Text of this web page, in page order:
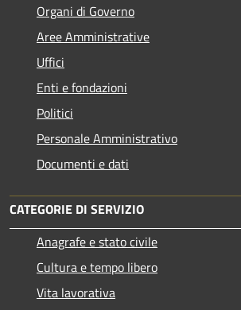
Organi di Governo
Aree Amministrative
Uffici
Enti e fondazioni
Politici
Personale Amministrativo
Documenti e dati
CATEGORIE DI SERVIZIO
Anagrafe e stato civile
Cultura e tempo libero
Vita lavorativa